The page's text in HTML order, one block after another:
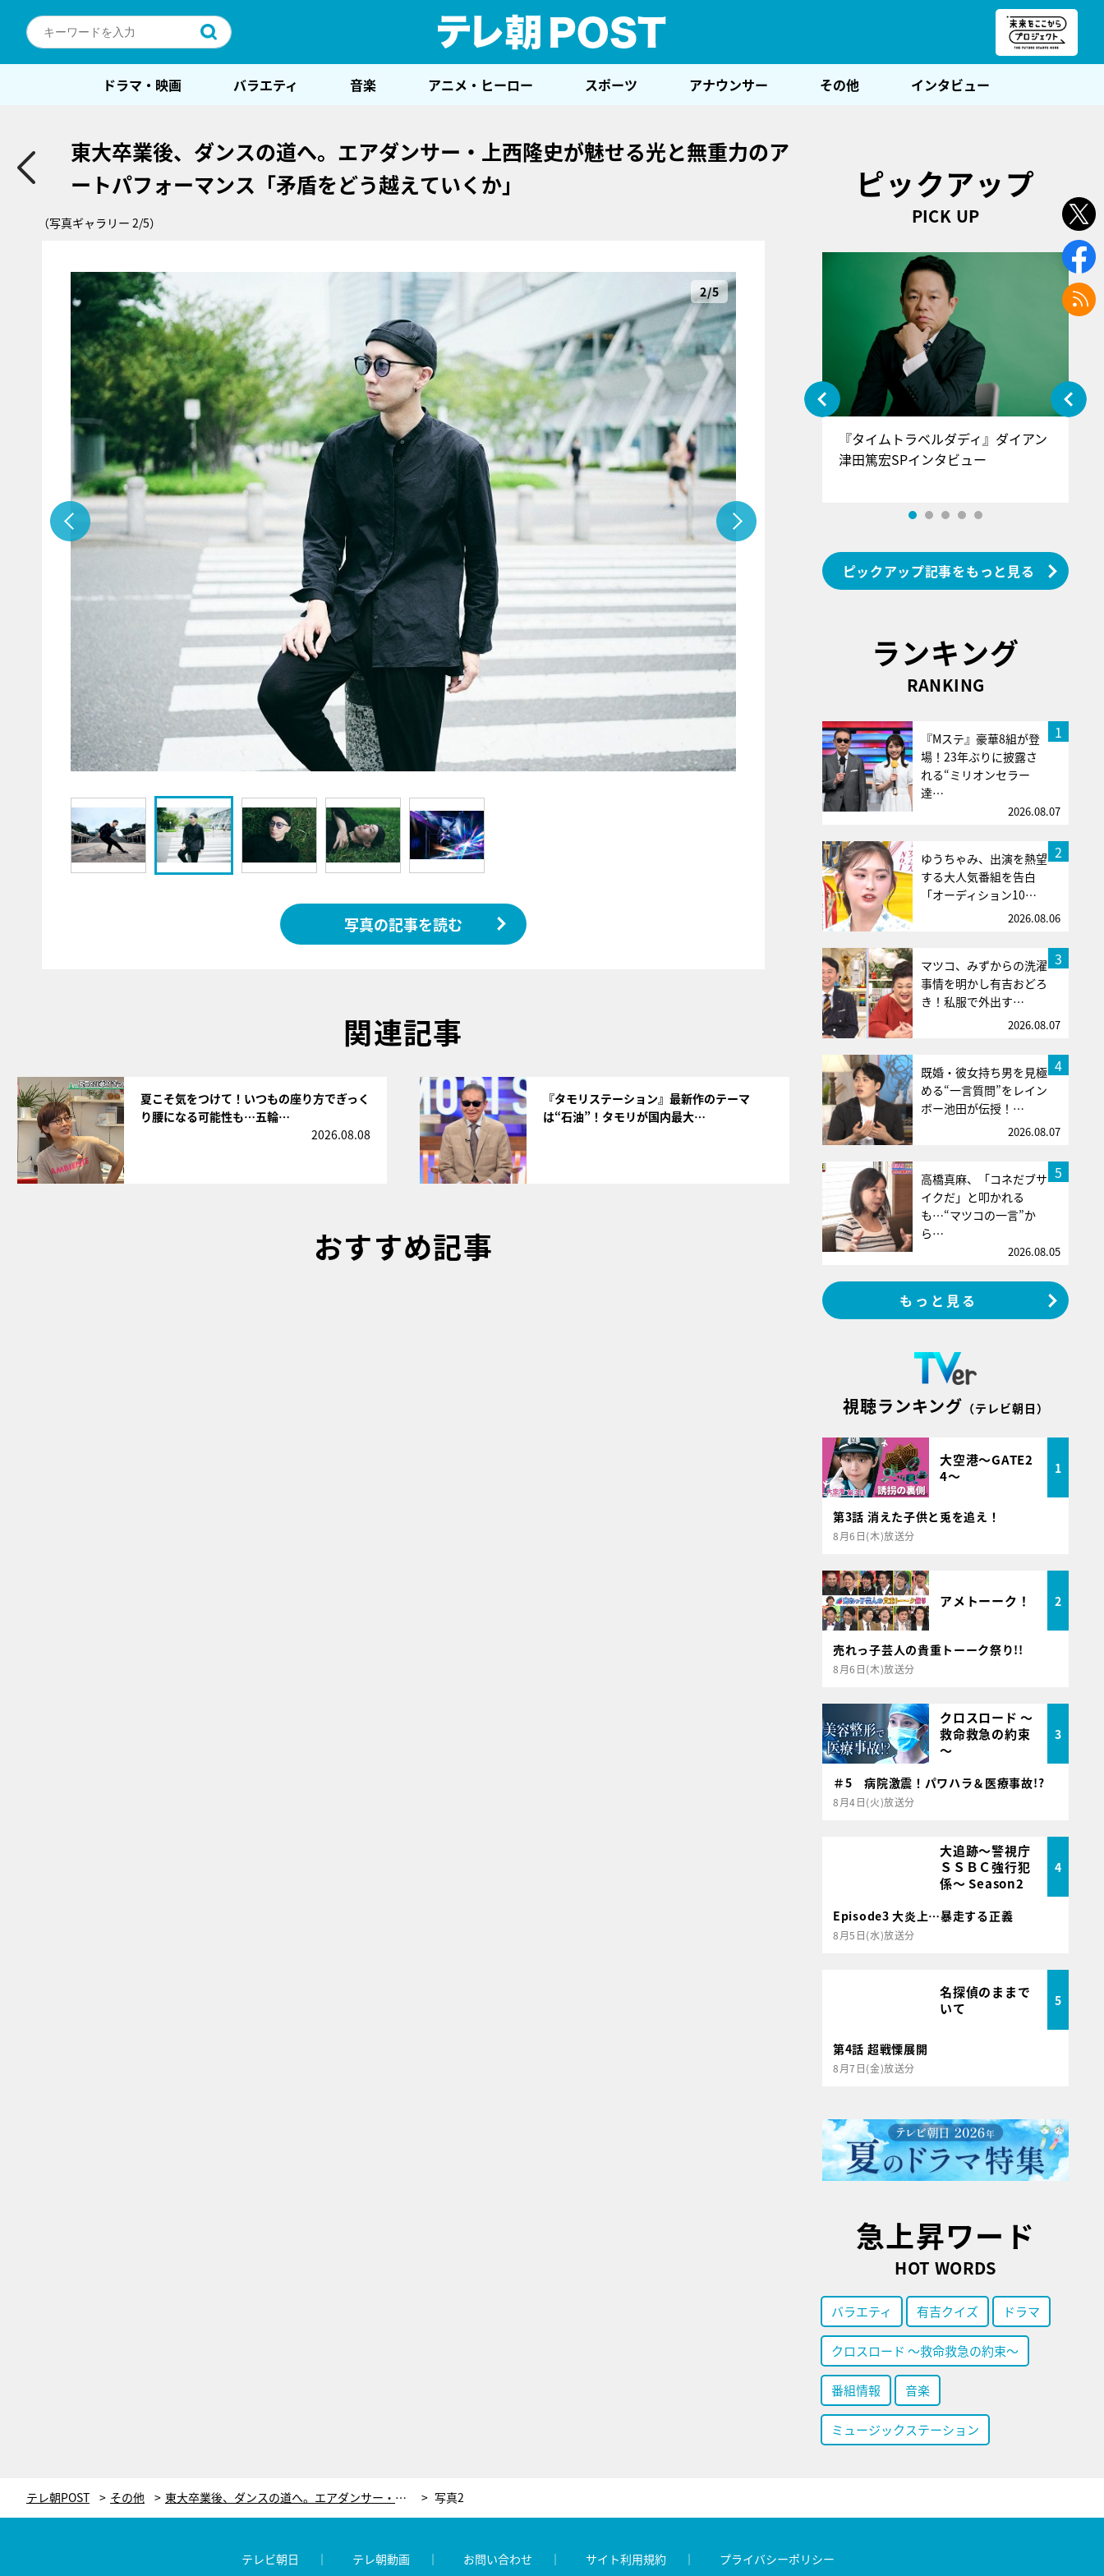
ドラマ・映画 バラエティ 音楽 アニメ・ヒーロー スポーツ アナウンサー その他 インタビュー
東大卒業後、ダンスの道へ。エアダンサー・上西隆史が魅せる光と無重力のア
ートパフォーマンス「矛盾をどう越えていくか」
（写真ギャラリー 2/5）
2/5
写真の記事を読む
関連記事
夏こそ気をつけて！いつもの座り方でぎっく
り腰になる可能性も…五輪…
2026.08.08
『タモリステーション』最新作のテーマ
は“石油”！タモリが国内最大…
おすすめ記事
ピックアップ
PICK UP
『アイ＝ラブ！げーみんぐ』＝LOV
E齋藤樹愛羅＆佐々木舞香SPインタ
ビュー
『タイムトラベルダディ』ダイアン
津田篤宏SPインタビュー
ピックアップ記事をもっと見る
ランキング
RANKING
1
『Mステ』豪華8組が登
場！23年ぶりに披露さ
れる“ミリオンセラー
達…
2026.08.07
2
ゆうちゃみ、出演を熱望
する大人気番組を告白
「オーディション10…
2026.08.06
3
マツコ、みずからの洗濯
事情を明かし有吉おどろ
き！私服で外出す…
2026.08.07
4
既婚・彼女持ち男を見極
める“一言質問”をレイン
ボー池田が伝授！…
2026.08.07
5
高橋真麻、「コネだブサ
イクだ」と叩かれる
も…“マツコの一言”か
ら…
2026.08.05
もっと見る
視聴ランキング （テレビ朝日）
大空港～GATE2
4～
1
第3話 消えた子供と兎を追え！
8月6日(木)放送分
アメトーーク！ 2
売れっ子芸人の貴重トーーク祭り!!
8月6日(木)放送分
クロスロード ～
救命救急の約束
～
3
＃5 病院激震！パワハラ＆医療事故!?
8月4日(火)放送分
大追跡～警視庁
ＳＳＢＣ強行犯
係～ Season2
4
Episode3 大炎上…暴走する正義
8月5日(水)放送分
名探偵のままで
いて
5
第4話 超戦慄展開
8月7日(金)放送分
急上昇ワード
HOT WORDS
バラエティ 有吉クイズ ドラマ
クロスロード ～救命救急の約束～
番組情報 音楽
ミュージックステーション
テレ朝POST その他 東大卒業後、ダンスの道へ。エアダンサー・上西隆史が魅せる光と無重力のアートパフォーマンス「矛盾をどう越えていくか」 写真2
テレビ朝日 テレ朝動画 お問い合わせ サイト利用規約 プライバシーポリシー